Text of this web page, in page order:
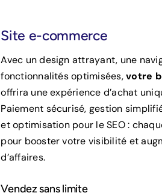
Site e-commerce
Avec un design attrayant, une
fonctionnalités optimisées,votre
offrira une expérience d’achat
Paiement sécurisé, gestion
et optimisation pour le SEO :
pour booster votre visibilité et
d’affaires.
Vendez sans limite